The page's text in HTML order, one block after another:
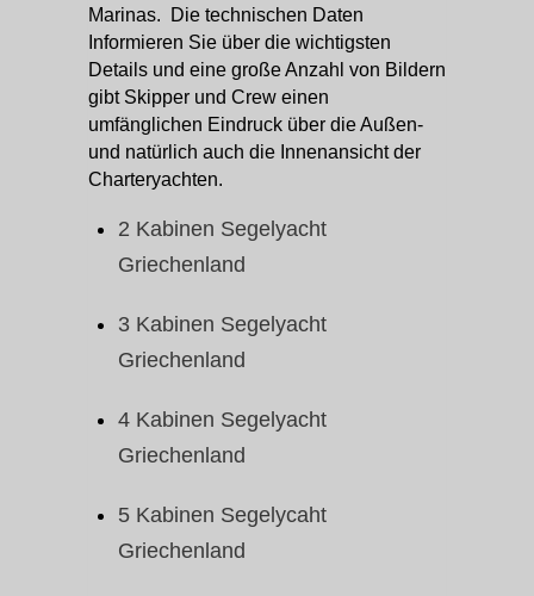
Marinas. Die technischen Daten
Informieren Sie über die wichtigsten
Details und eine große Anzahl von Bildern
gibt Skipper und Crew einen
umfänglichen Eindruck über die Außen-
und natürlich auch die Innenansicht der
Charteryachten.
2 Kabinen Segelyacht
Griechenland
3 Kabinen Segelyacht
Griechenland
4 Kabinen Segelyacht
Griechenland
5 Kabinen Segelycaht
Griechenland